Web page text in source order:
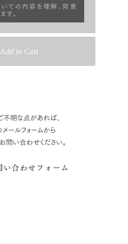
ての内容を理解、同意
す。
不明な点があれば、
ールフォームから
問い合わせください。